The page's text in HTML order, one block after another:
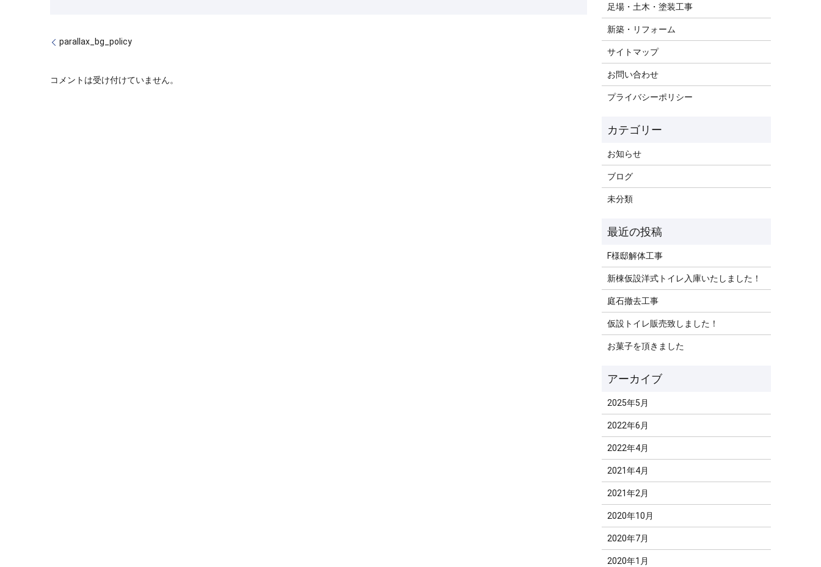
parallax_bg_policy
コメントは受け付けていません。
足場・土木・塗装工事
新築・リフォーム
サイトマップ
お問い合わせ
プライバシーポリシー
お知らせ
ブログ
未分類
F様邸解体工事
新棟仮設洋式トイレ入庫いたしました！
庭石撤去工事
仮設トイレ販売致しました！
お菓子を頂きました
2025年5月
2022年6月
2022年4月
2021年4月
2021年2月
2020年10月
2020年7月
2020年1月